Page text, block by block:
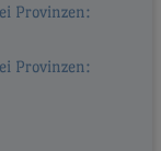
Provinzen:
Provinzen: